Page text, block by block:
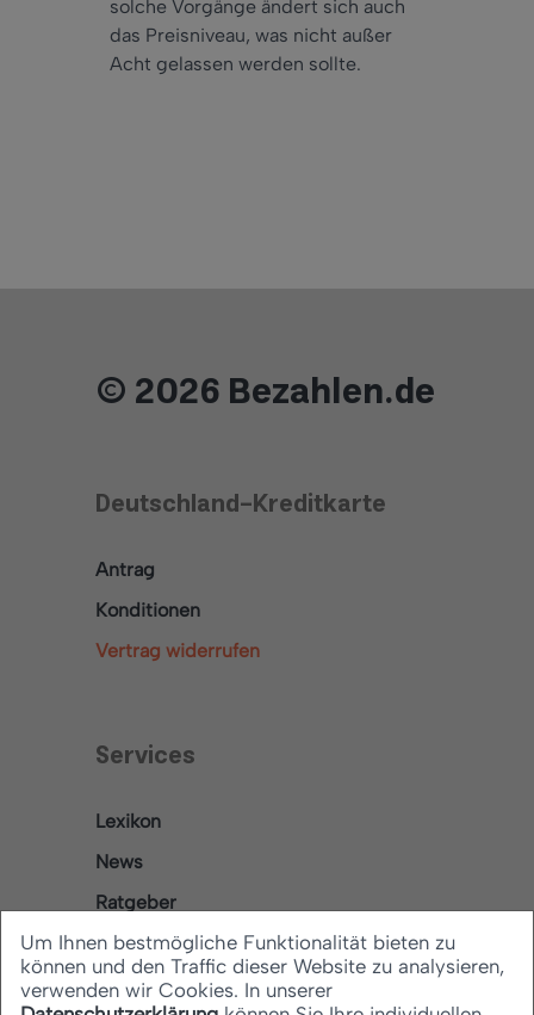
solche Vorgänge ändert sich auch
das Preisniveau, was nicht außer
Acht gelassen werden sollte.
© 2026 Bezahlen.de
Deutschland-Kreditkarte
Antrag
Konditionen
Vertrag widerrufen
Services
Lexikon
News
Ratgeber
Um Ihnen bestmögliche Funktionalität bieten zu
können und den Traffic dieser Website zu analysieren,
verwenden wir Cookies. In unserer